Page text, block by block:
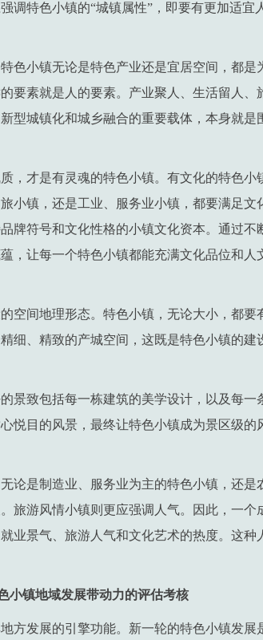
调特色小镇的“城镇属性”，即要有更加适宜
色小镇无论是特色产业还是宜居空间，都是
要素就是人的要素。产业聚人、生活留人、
型城镇化和城乡融合的重要载体，本身就是
，才是有灵魂的特色小镇。有文化的特色小
小镇，还是工业、服务业小镇，都要满足文
牌符号和文化性格的小镇文化资本。通过不
，让每一个特色小镇都能充满文化品位和人
空间地理形态。特色小镇，无论大小，都要
细、精致的产城空间，这既是特色小镇的建
景致包括每一栋建筑的美学设计，以及每一
悦目的风景，最终让特色小镇成为景区级的
论是制造业、服务业为主的特色小镇，还是
旅游风情小镇则更应强调人气。因此，一个
业景气、旅游人气和文化艺术的热度。这种
小镇地域发展带动力的评估考核
方发展的引擎功能。新一轮的特色小镇发展